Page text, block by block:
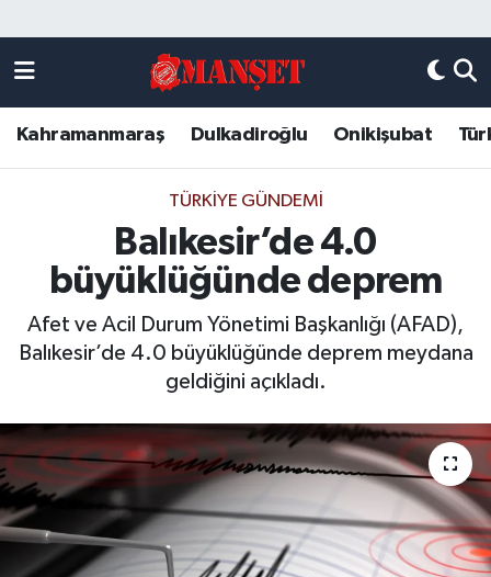
Kahramanmaraş Dulkadiroğlu Onikişubat
TÜRKIYE GÜNDEMI
Balıkesir’de 4.0
büyüklüğünde deprem
Afet ve Acil Durum Yönetimi Başkanlığı (AFAD),
Balıkesir’de 4.0 büyüklüğünde deprem meydana
geldiğini açıkladı.
DULKADİROĞLU
KAHRAMANMARAŞ
ONİKİŞUBAT
Künye
Kahramanmaraş Nöbetçi Eczaneler
Kahramanmaraş Hava Durumu
Kahramanmaraş Trafik Yoğunluk Haritası
Süper Lig Puan Durumu ve Fikstür
Son Dakika Haberleri